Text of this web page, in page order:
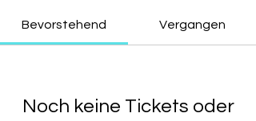
Bevorstehend Vergangen
Noch keine Tickets oder